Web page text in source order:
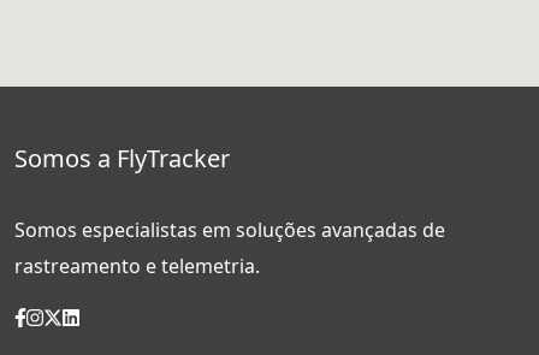
Somos a FlyTracker
Somos especialistas em soluções avançadas de
rastreamento e telemetria.